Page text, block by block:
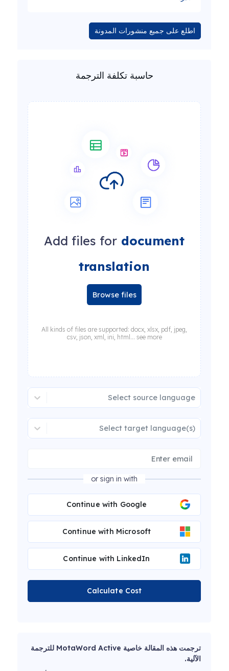
اطلع على جميع منشورات المدونة
حاسبة تكلفة الترجمة
Add files for document
translation
Browse files
All kinds of files are supported: docx, xlsx, pdf, jpeg,
csv, json, xml, ini, html... see more
Select source language
Select target language(s)
or sign in with
Continue with Google
Continue with Microsoft
Continue with LinkedIn
Calculate Cost
ترجمت هذه المقالة خاصية MotaWord Active للترجمة
الآلية.